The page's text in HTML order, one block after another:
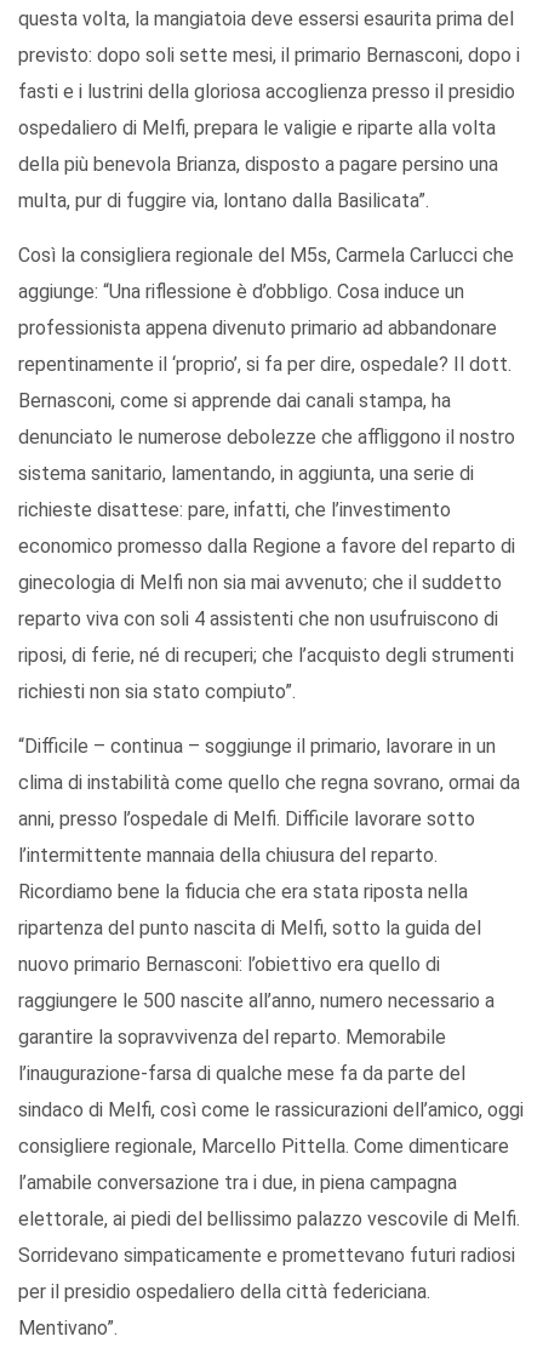
questa volta, la mangiatoia deve essersi esaurita prima del
previsto: dopo soli sette mesi, il primario Bernasconi, dopo i
fasti e i lustrini della gloriosa accoglienza presso il presidio
ospedaliero di Melfi, prepara le valigie e riparte alla volta
della più benevola Brianza, disposto a pagare persino una
multa, pur di fuggire via, lontano dalla Basilicata”.
Così la consigliera regionale del M5s, Carmela Carlucci che
aggiunge: “Una riflessione è d’obbligo. Cosa induce un
professionista appena divenuto primario ad abbandonare
repentinamente il ‘proprio’, si fa per dire, ospedale? Il dott.
Bernasconi, come si apprende dai canali stampa, ha
denunciato le numerose debolezze che affliggono il nostro
sistema sanitario, lamentando, in aggiunta, una serie di
richieste disattese: pare, infatti, che l’investimento
economico promesso dalla Regione a favore del reparto di
ginecologia di Melfi non sia mai avvenuto; che il suddetto
reparto viva con soli 4 assistenti che non usufruiscono di
riposi, di ferie, né di recuperi; che l’acquisto degli strumenti
richiesti non sia stato compiuto”.
“Difficile – continua – soggiunge il primario, lavorare in un
clima di instabilità come quello che regna sovrano, ormai da
anni, presso l’ospedale di Melfi. Difficile lavorare sotto
l’intermittente mannaia della chiusura del reparto.
Ricordiamo bene la fiducia che era stata riposta nella
ripartenza del punto nascita di Melfi, sotto la guida del
nuovo primario Bernasconi: l’obiettivo era quello di
raggiungere le 500 nascite all’anno, numero necessario a
garantire la sopravvivenza del reparto. Memorabile
l’inaugurazione-farsa di qualche mese fa da parte del
sindaco di Melfi, così come le rassicurazioni dell’amico, oggi
consigliere regionale, Marcello Pittella. Come dimenticare
l’amabile conversazione tra i due, in piena campagna
elettorale, ai piedi del bellissimo palazzo vescovile di Melfi.
Sorridevano simpaticamente e promettevano futuri radiosi
per il presidio ospedaliero della città federiciana.
Mentivano”.